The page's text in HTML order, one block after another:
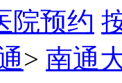
院预约
> 南通